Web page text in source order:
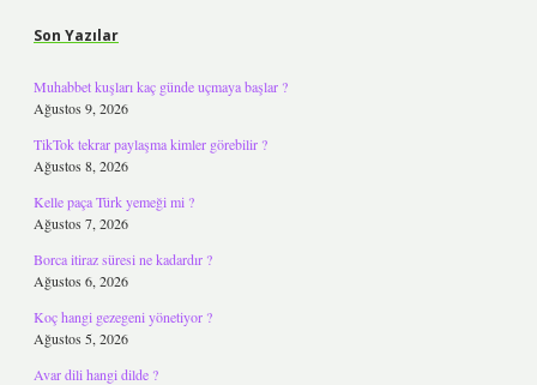
Son Yazılar
Muhabbet kuşları kaç günde uçmaya başlar ?
Ağustos 9, 2026
TikTok tekrar paylaşma kimler görebilir ?
Ağustos 8, 2026
Kelle paça Türk yemeği mi ?
Ağustos 7, 2026
Borca itiraz süresi ne kadardır ?
Ağustos 6, 2026
Koç hangi gezegeni yönetiyor ?
Ağustos 5, 2026
Avar dili hangi dilde ?